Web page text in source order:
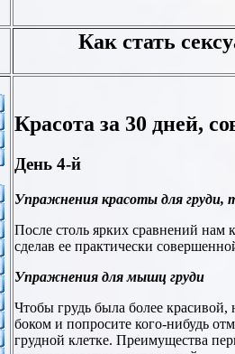
Как стать
Красота за 30 дней,
День 4-й
Упражнения красоты для груди,
После столь ярких сравнений нам
сделав ее практически
Упражнения для мышц груди
Чтобы грудь была более
боком и попросите кого-нибудь
грудной клетке. Преимущества